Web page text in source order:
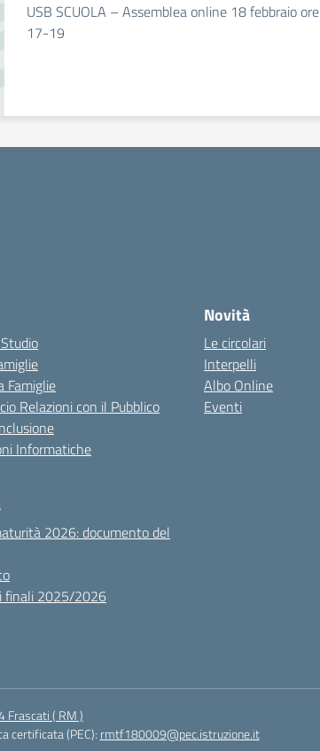
USB SCUOLA – Assemblea online 18 febbraio ore
17-19
Famiglie
Relazioni con il Pubblico
Informatiche
2026: documento del
finali 2025/2026
Novità
Le circolari
Interpelli
Albo Online
Eventi
( RM )
certificata (PEC): rmtf180009@pec.istruzione.it